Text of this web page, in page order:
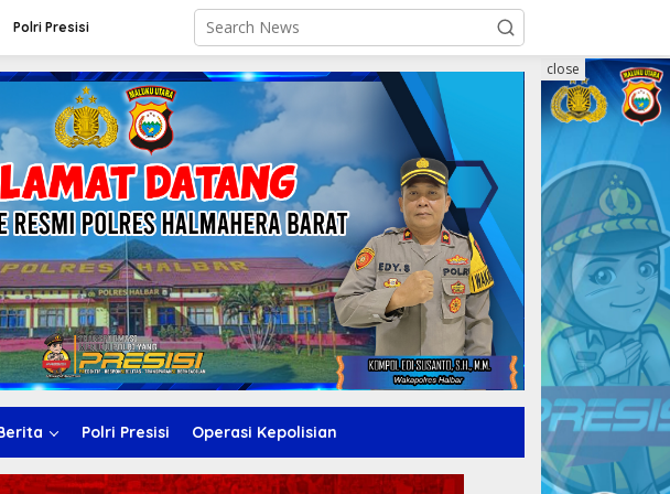
Polri Presisi
Polri Presisi Operasi Kepolisian
close